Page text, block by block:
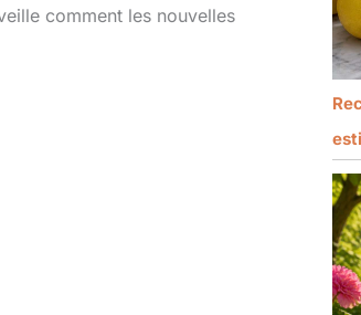
comment les nouvelles